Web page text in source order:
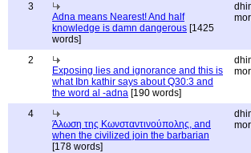
3
Adna means Nearest! And half
knowledge is damn dangerous [1425
words]
2
Exposing lies and ignorance and this is
what Ibn kathir says about Q30:3 and
the word al -adna [190 words]
4
Άλωση της Κωνσταντινούπολης, and
when the civilized join the barbarian
[178 words]